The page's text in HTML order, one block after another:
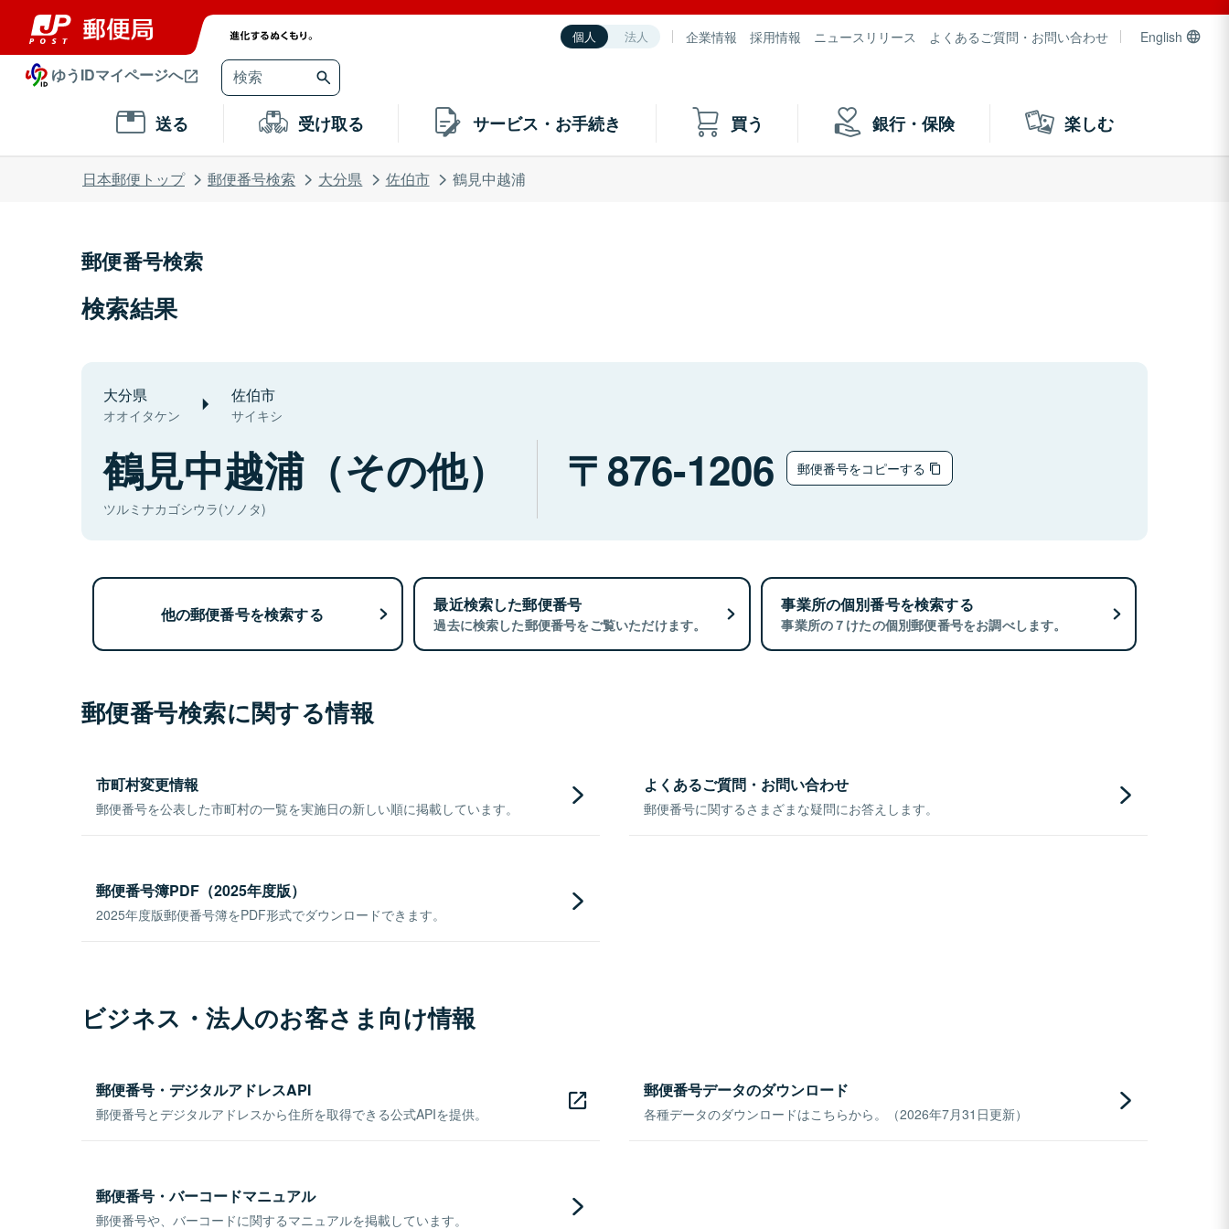
個人 法人 企業情報 採用情報 ニュースリリース よくあるご質問・お問い合わせ English
ゆうIDマイページへ
送る 受け取る サービス・お手続き 買う 銀行・保険 楽しむ
日本郵便トップ 郵便番号検索 大分県 佐伯市 鶴見中越浦
郵便番号検索
検索結果
大分県
オオイタケン
佐伯市
サイキシ
鶴見中越浦（その他）
ツルミナカゴシウラ(ソノタ)
876-1206 郵便番号をコピーする
他の郵便番号を検索する 最近検索した郵便番号
過去に検索した郵便番号をご覧いただけます。
事業所の個別番号を検索する
事業所の７けたの個別郵便番号をお調べします。
郵便番号検索に関する情報
市町村変更情報
郵便番号を公表した市町村の一覧を実施日の新しい順に掲載しています。
よくあるご質問・お問い合わせ
郵便番号に関するさまざまな疑問にお答えします。
郵便番号簿PDF（2025年度版）
2025年度版郵便番号簿をPDF形式でダウンロードできます。
ビジネス・法人のお客さま向け情報
郵便番号・デジタルアドレスAPI
郵便番号とデジタルアドレスから住所を取得できる公式APIを提供。
郵便番号データのダウンロード
各種データのダウンロードはこちらから。（2026年7月31日更新）
郵便番号・バーコードマニュアル
郵便番号や、バーコードに関するマニュアルを掲載しています。